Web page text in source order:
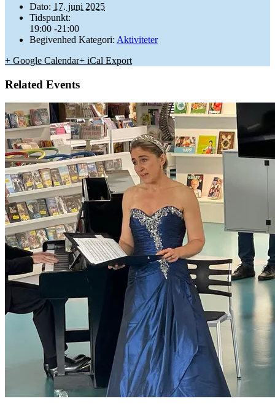
Dato: 17. juni 2025
Tidspunkt:
19:00 -21:00
Begivenhed Kategori: Aktiviteter
+ Google Calendar+ iCal Export
Related Events